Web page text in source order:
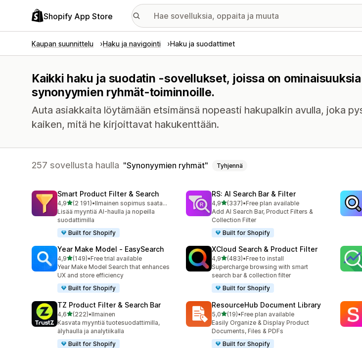
Shopify App Store
Kaupan suunnittelu Haku ja navigointi Haku ja suodattimet
Kaikki haku ja suodatin -sovellukset, joissa on ominaisuuksia
synonyymien ryhmät-toiminnoille.
Auta asiakkaita löytämään etsimänsä nopeasti hakupalkin avulla, joka
kaiken, mitä he kirjoittavat hakukenttään.
257 sovellusta haulla Synonyymien ryhmät Tyhjennä
Smart Product Filter & Search
4,9/ 5 tähteä
(2 191)
2191 arvostelua yhteensä
•
Ilmainen sopimus saatavilla
Lisää myyntiä AI-haulla ja nopeilla
suodattimilla
Built for Shopify
RS: AI Search Bar & Filter
4,9/ 5 tähteä
(337)
337 arvostelua yhteensä
•Free plan available
Add AI Search Bar, Product Filters &
Collection Filter
Built for Shopify
Year Make Model ‑ EasySearch
4,9/ 5 tähteä
(149)
149 arvostelua yhteensä
•Free trial available
Year Make Model Search that enhances
UX and store efficiency
Built for Shopify
XCloud Search & Product Filter
4,9/ 5 tähteä
(483)
483 arvostelua yhteensä
•Free to install
Supercharge browsing with smart
search bar & collection filter
Built for Shopify
TZ Product Filter & Search Bar
4,6/ 5 tähteä
(222)
222 arvostelua yhteensä
•Ilmainen
Kasvata myyntiä tuotesuodattimilla,
älyhaulla ja analytiikalla
Built for Shopify
ResourceHub Document Library
5,0/ 5 tähteä
(19)
19 arvostelua yhteensä
•Free plan available
Easily Organize & Display Product
Documents, Files & PDFs
Built for Shopify